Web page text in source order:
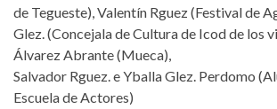
de Tegueste), Valentín Rguez (Festival de
Glez. (Concejala de Cultura de Icod de los
Álvarez Abrante (Mueca),
Salvador Rguez. e Yballa Glez. Perdomo
Escuela de Actores)